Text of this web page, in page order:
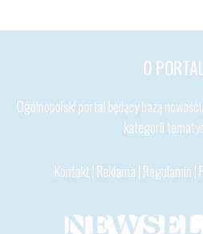
O
Ogólnopolski portal będący bazą
kategorii
Kontakt | Reklama | Regulamin |